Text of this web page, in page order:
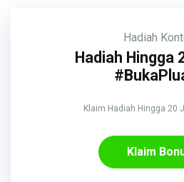
Hadiah
Hadiah Hingga
Klaim Hadiah Hingga 20
Klaim